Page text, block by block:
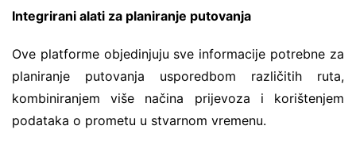
Integrirani alati za planiranje putovanja
Ove platforme objedinjuju sve informacije potrebne za
planiranje putovanja usporedbom različitih ruta,
kombiniranjem više načina prijevoza i korištenjem
podataka o prometu u stvarnom vremenu.